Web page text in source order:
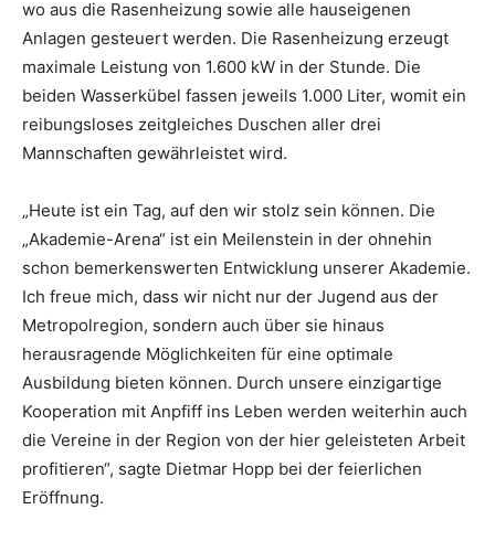
wo aus die Rasenheizung sowie alle hauseigenen
Anlagen gesteuert werden. Die Rasenheizung erzeugt
maximale Leistung von 1.600 kW in der Stunde. Die
beiden Wasserkübel fassen jeweils 1.000 Liter, womit ein
reibungsloses zeitgleiches Duschen aller drei
Mannschaften gewährleistet wird.
„Heute ist ein Tag, auf den wir stolz sein können. Die
„Akademie-Arena“ ist ein Meilenstein in der ohnehin
schon bemerkenswerten Entwicklung unserer Akademie.
Ich freue mich, dass wir nicht nur der Jugend aus der
Metropolregion, sondern auch über sie hinaus
herausragende Möglichkeiten für eine optimale
Ausbildung bieten können. Durch unsere einzigartige
Kooperation mit Anpfiff ins Leben werden weiterhin auch
die Vereine in der Region von der hier geleisteten Arbeit
profitieren“, sagte Dietmar Hopp bei der feierlichen
Eröffnung.